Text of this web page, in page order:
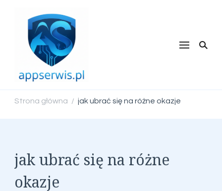
Strona główna / jak ubrać się na różne okazje
jak ubrać się na różne
okazje